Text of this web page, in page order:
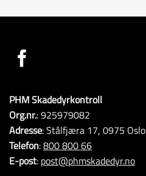
PHM Skadedyrkontroll
Org.nr.: 925979082
Adresse: Stålfjæra 17, 0975 Oslo
Telefon:800 800 66
E-post: post@phmskadedyr.no